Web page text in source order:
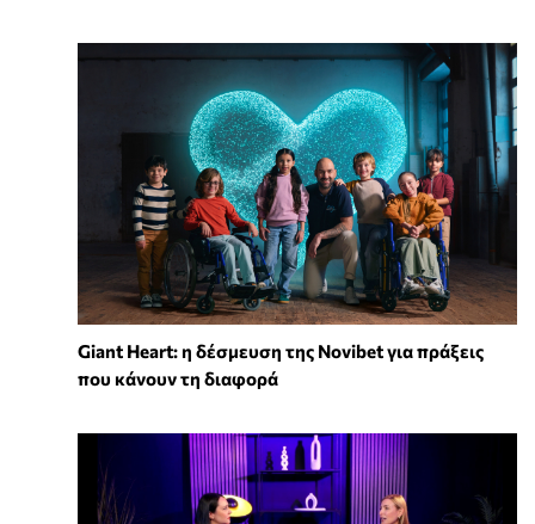
Giant Heart: η δέσμευση της Novibet για πράξεις
που κάνουν τη διαφορά